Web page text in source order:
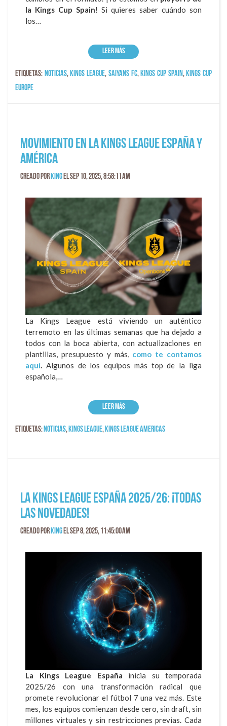
la Kings Cup Spain! Si quieres saber cuándo son
los…
Leer más
Etiquetas: Noticias, kings league, Saiyans FC, Kings Cup Spain, Kings Cup
Europe
Movimiento en la Kings League España y
América
Creado por King el Sep 10, 2025, 8:58:11 AM
La Kings League está viviendo un auténtico
terremoto en las últimas semanas que ha dejado a
todos con la boca abierta, con actualizaciones en
plantillas, presupuesto y más, como te contamos
aquí. Algunos de los equipos más top de la liga
española,…
Leer más
Etiquetas: Noticias, kings league, Kings League Americas
La Kings League España 2025/26: ¡todas
las novedades!
Creado por King el Sep 8, 2025, 11:45:00 AM
La Kings League España inicia su temporada
2025/26 con una transformación radical que
promete revolucionar el fútbol 7 una vez más. Este
mes, los equipos comienzan desde cero, sin draft, sin
millones virtuales y sin restricciones previas. Cada